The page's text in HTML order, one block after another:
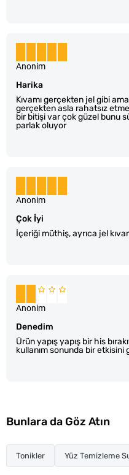
Harika
Kıvamı gerçekten jel gibi
gerçekten asla rahatsız
bir bitişi var çok güzel bunu
parlak oluyor
Anonim
Çok İyi
İçeriği müthiş, ayrıca jel
Anonim
Denedim
Ürün yapış yapış bir his
kullanım sonunda bir etkisini
Anonim
Bunlara da Göz Atın
Tonikler Yüz Temizleme